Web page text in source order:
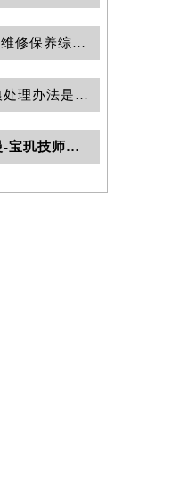
2026年7月宝玑官方维修保养综合服务网络补充调整通知原文发布
宝玑手表外观有划痕处理办法是什么
宝玑手表为什么走慢-宝玑技师为您讲解